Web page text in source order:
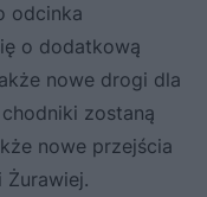
odcinka
o dodatkową
nowe drogi dla
zostaną
nowe przejścia
Żurawiej.